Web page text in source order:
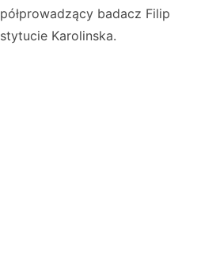
badacz Filip
Karolinska.